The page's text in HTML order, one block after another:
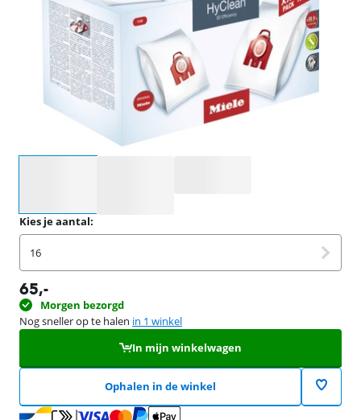
Kies je aantal:
16
65,-
Morgen bezorgd
Nog sneller op te halen in 1 winkel
In mijn winkelwagen
Ophalen in de winkel